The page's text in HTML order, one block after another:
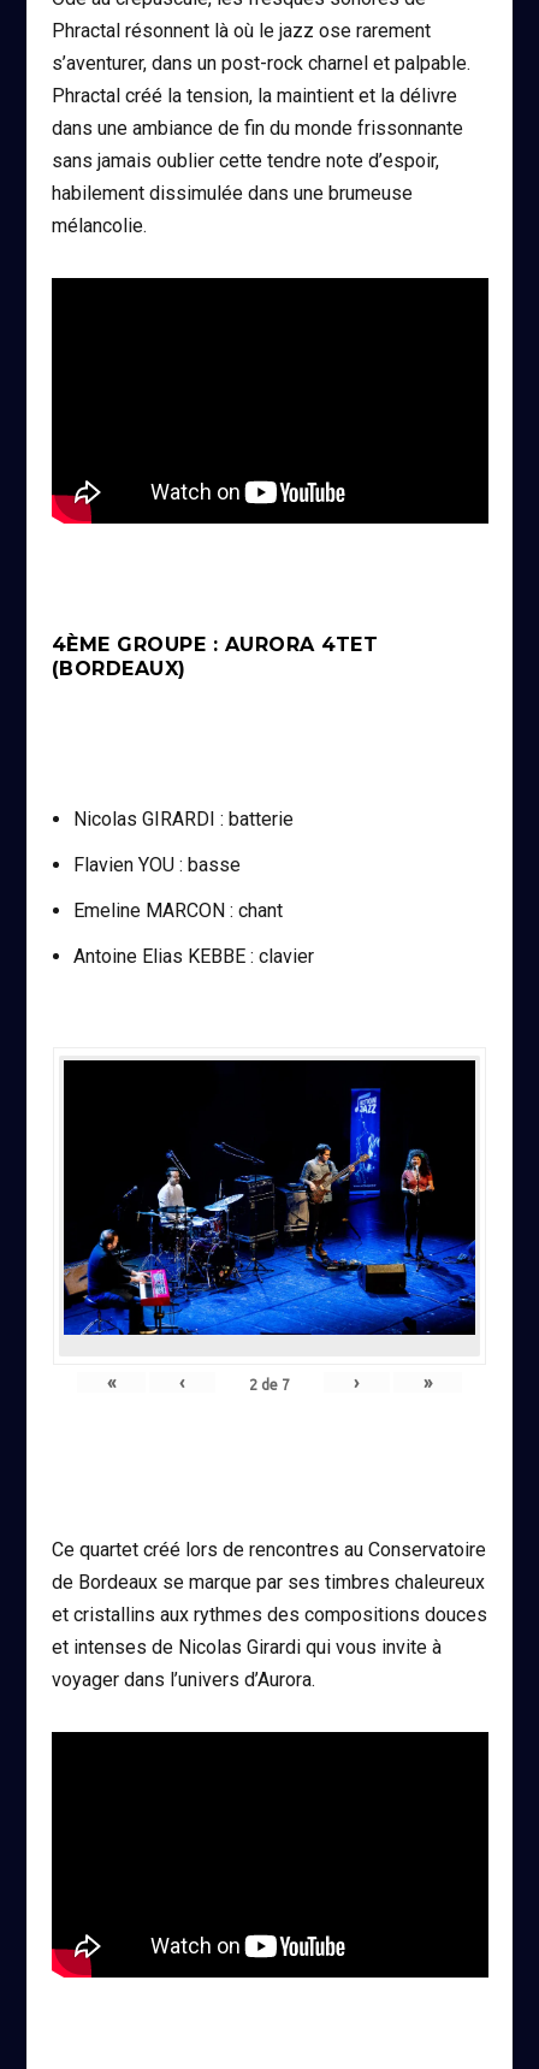
Phractal résonnent là où le jazz ose rarement
s’aventurer, dans un post-rock charnel et palpable.
Phractal créé la tension, la maintient et la délivre
dans une ambiance de fin du monde frissonnante
sans jamais oublier cette tendre note d’espoir,
habilement dissimulée dans une brumeuse
mélancolie.
4ÈME GROUPE : AURORA 4TET
(BORDEAUX)
Nicolas GIRARDI : batterie
Flavien YOU : basse
Emeline MARCON : chant
Antoine Elias KEBBE : clavier
« ‹ 2de 7 › »
Ce quartet créé lors de rencontres au Conservatoire
de Bordeaux se marque par ses timbres chaleureux
et cristallins aux rythmes des compositions douces
et intenses de Nicolas Girardi qui vous invite à
voyager dans l’univers d’Aurora.